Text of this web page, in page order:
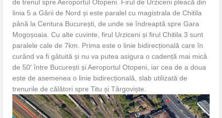
de trenul spre Aeroportul Otopeni. Firul de Urziceni pleacă din
linia 5 a Gării de Nord și este paralel cu magistrala de Chitila
până la Centura București, de unde se îndreaptă spre Gara
Mogoșoaia. Cu alte cuvinte, firul Urziceni și firul Chitila 3 sunt
paralele cale de 7km. Prima este o linie bidirecțională care în
curând va fi gâtuită și nu va putea asigura o cadență mai mică
de 50′ între București și Aeroportul Otopeni, iar cea de a doua
este de asemenea o linie bidirecțională, slab utilizată de
trenurile de călători spre Titu și Târgoviște.